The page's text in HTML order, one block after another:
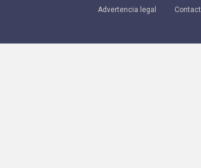
Advertencia legal